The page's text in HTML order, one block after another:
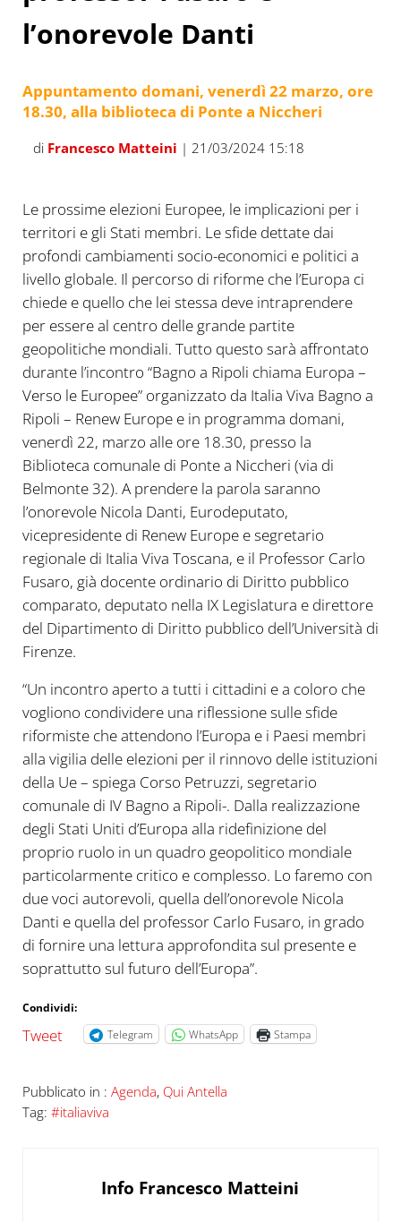
l’onorevole Danti
Appuntamento domani, venerdì 22 marzo, ore
18.30, alla biblioteca di Ponte a Niccheri
di Francesco Matteini | 21/03/2024 15:18
Le prossime elezioni Europee, le implicazioni per i
territori e gli Stati membri. Le sfide dettate dai
profondi cambiamenti socio-economici e politici a
livello globale. Il percorso di riforme che l’Europa ci
chiede e quello che lei stessa deve intraprendere
per essere al centro delle grande partite
geopolitiche mondiali. Tutto questo sarà affrontato
durante l’incontro “Bagno a Ripoli chiama Europa –
Verso le Europee” organizzato da Italia Viva Bagno a
Ripoli – Renew Europe e in programma domani,
venerdì 22, marzo alle ore 18.30, presso la
Biblioteca comunale di Ponte a Niccheri (via di
Belmonte 32). A prendere la parola saranno
l’onorevole Nicola Danti, Eurodeputato,
vicepresidente di Renew Europe e segretario
regionale di Italia Viva Toscana, e il Professor Carlo
Fusaro, già docente ordinario di Diritto pubblico
comparato, deputato nella IX Legislatura e direttore
del Dipartimento di Diritto pubblico dell’Università di
Firenze.
“Un incontro aperto a tutti i cittadini e a coloro che
vogliono condividere una riflessione sulle sfide
riformiste che attendono l’Europa e i Paesi membri
alla vigilia delle elezioni per il rinnovo delle istituzioni
della Ue – spiega Corso Petruzzi, segretario
comunale di IV Bagno a Ripoli-. Dalla realizzazione
degli Stati Uniti d’Europa alla ridefinizione del
proprio ruolo in un quadro geopolitico mondiale
particolarmente critico e complesso. Lo faremo con
due voci autorevoli, quella dell’onorevole Nicola
Danti e quella del professor Carlo Fusaro, in grado
di fornire una lettura approfondita sul presente e
soprattutto sul futuro dell’Europa”.
Condividi:
Tweet Telegram WhatsApp Stampa
Pubblicato in : Agenda, Qui Antella
Tag: #italiaviva
Info Francesco Matteini